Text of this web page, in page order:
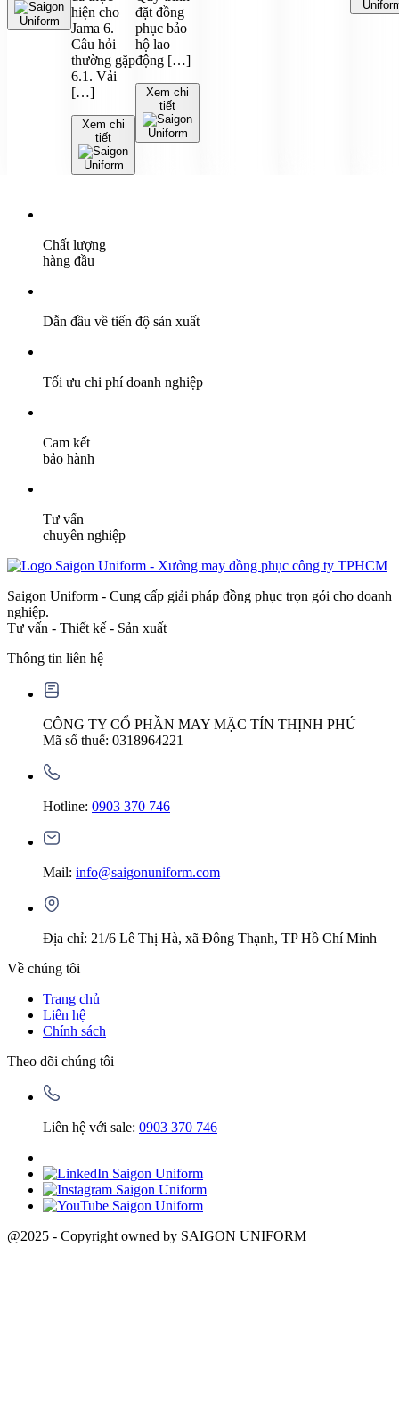
hiện cho
Jama 6.
Câu hỏi
thường gặp
6.1. Vải
[…]
Xem chi
tiết
đặt đồng
phục bảo
hộ lao
động […]
Xem chi
tiết
Chất lượng
hàng đầu
Dẫn đầu về tiến độ sản xuất
Tối ưu chi phí doanh nghiệp
Cam kết
bảo hành
Tư vấn
chuyên nghiệp
Saigon Uniform - Cung cấp giải pháp đồng phục trọn gói cho doanh
nghiệp.
Tư vấn - Thiết kế - Sản xuất
Thông tin liên hệ
CÔNG TY CỔ PHẦN MAY MẶC TÍN THỊNH PHÚ
Mã số thuế: 0318964221
Hotline: 0903 370 746
Mail: info@saigonuniform.com
Địa chỉ: 21/6 Lê Thị Hà, xã Đông Thạnh, TP Hồ Chí Minh
Về chúng tôi
Trang chủ
Liên hệ
Chính sách
Theo dõi chúng tôi
Liên hệ với sale: 0903 370 746
@2025 - Copyright owned by SAIGON UNIFORM